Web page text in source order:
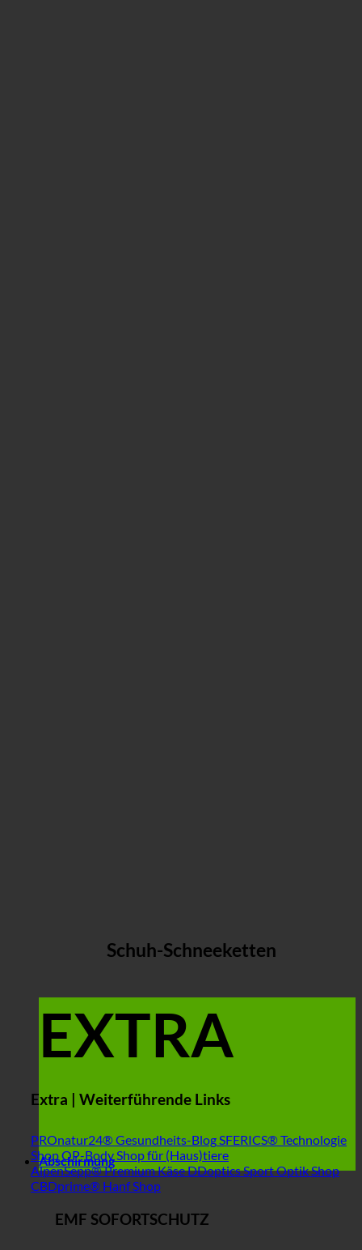
Schuh-Schneeketten
EXTRA
Extra | Weiterführende Links
PROnatur24® Gesundheits-Blog SFERICS® Technologie
ShopOP-Body Shop für (Haus)tiere
AlpenSepp® Premium KäseDDoptics Sport Optik Shop
CBDprime® Hanf Shop
Abschirmung
EMF SOFORTSCHUTZ